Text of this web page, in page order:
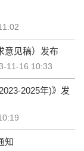
意见稿）发布
11-16 10:33
2025年)》发
知